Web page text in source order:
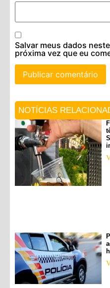
Salvar meus dados
próxima vez que eu
NOTÍCIAS